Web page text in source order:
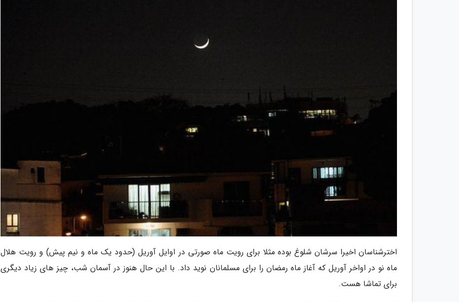
اخترشناسان اخیرا سرشان شلوغ بوده مثلا برای رویت ماه صورتی در اوایل آوریل (حدود یک ماه و نیم پیش) و رویت هلال
ماه نو در اواخر آوریل که آغاز ماه رمضان را برای مسلمانان نوید داد. با این حال هنوز در آسمان شب، چیز های زیاد دیگری
برای تماشا هست.